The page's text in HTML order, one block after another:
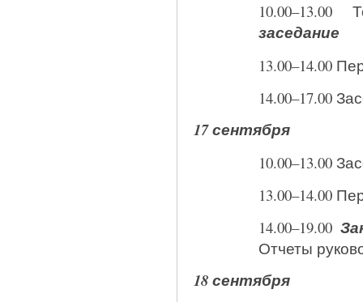
заседание
13.00–14.00
14.00–17.00
17 сентября
10.00–13.00
13.00–14.00
14.00–19.00
Отчеты
18 сентября